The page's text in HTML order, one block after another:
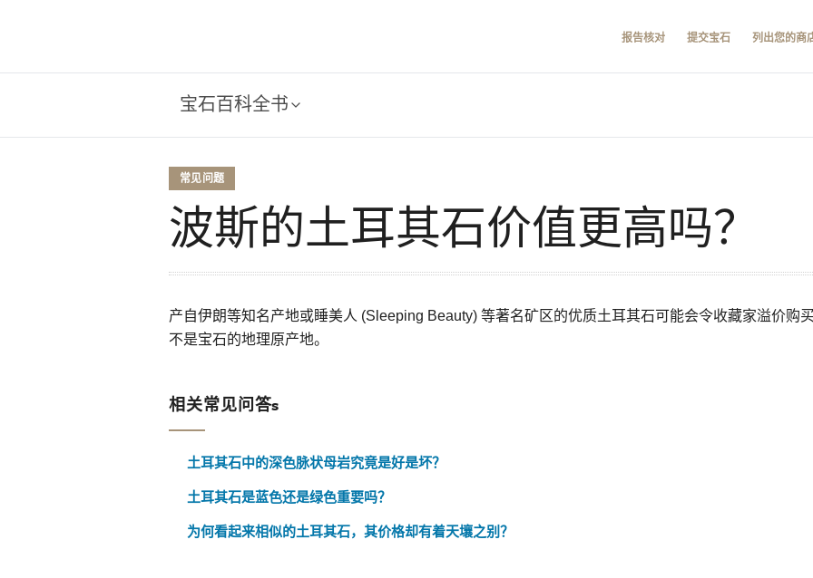
报告核对 提交宝石 列出您的商
宝石百科全书
常见问题
波斯的土耳其石价值更高吗？
产自伊朗等知名产地或睡美人 (Sleeping Beauty) 等著名矿区的优质土耳其石可能会令收藏家溢价购
不是宝石的地理原产地。
相关常见问答s
土耳其石中的深色脉状母岩究竟是好是坏？
土耳其石是蓝色还是绿色重要吗？
为何看起来相似的土耳其石，其价格却有着天壤之别？